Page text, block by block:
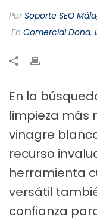
PorSoporte SEO
En Comercial Dona,
En la
limpieza más
vinagre
recurso
herramienta
versátil
confianza